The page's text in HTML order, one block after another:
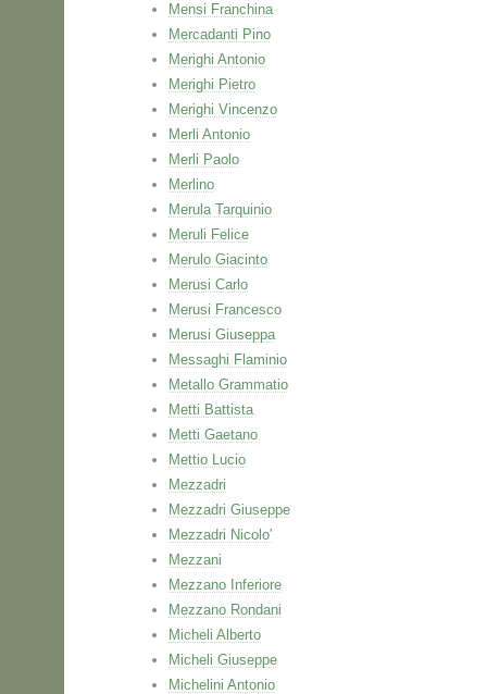
Mensi Franchina
Mercadanti Pino
Merighi Antonio
Merighi Pietro
Merighi Vincenzo
Merli Antonio
Merli Paolo
Merlino
Merula Tarquinio
Meruli Felice
Merulo Giacinto
Merusi Carlo
Merusi Francesco
Merusi Giuseppa
Messaghi Flaminio
Metallo Grammatio
Metti Battista
Metti Gaetano
Mettio Lucio
Mezzadri
Mezzadri Giuseppe
Mezzadri Nicolo'
Mezzani
Mezzano Inferiore
Mezzano Rondani
Micheli Alberto
Micheli Giuseppe
Michelini Antonio